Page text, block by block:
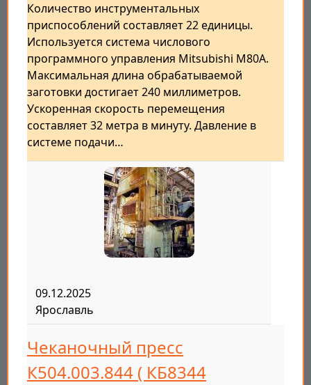
Количество инструментальных
приспособлений составляет 22 единицы.
Используется система числового
программного управления Mitsubishi M80A.
Максимальная длина обрабатываемой
заготовки достигает 240 миллиметров.
Ускоренная скорость перемещения
составляет 32 метра в минуту. Давление в
системе подачи…
09.12.2025
Ярославль
Чеканочный пресс
К504.003.844 ( КБ8344